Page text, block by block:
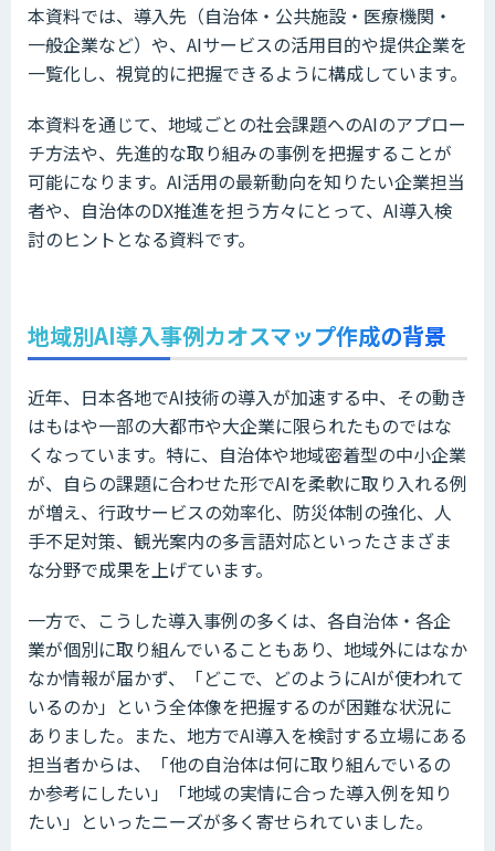
本資料では、導入先（自治体・公共施設・医療機関・
一般企業など）や、AIサービスの活用目的や提供企業を
一覧化し、視覚的に把握できるように構成しています。
本資料を通じて、地域ごとの社会課題へのAIのアプロー
チ方法や、先進的な取り組みの事例を把握することが
可能になります。AI活用の最新動向を知りたい企業担当
者や、自治体のDX推進を担う方々にとって、AI導入検
討のヒントとなる資料です。
地域別AI導入事例カオスマップ作成の背景
近年、日本各地でAI技術の導入が加速する中、その動き
はもはや一部の大都市や大企業に限られたものではな
くなっています。特に、自治体や地域密着型の中小企業
が、自らの課題に合わせた形でAIを柔軟に取り入れる例
が増え、行政サービスの効率化、防災体制の強化、人
手不足対策、観光案内の多言語対応といったさまざま
な分野で成果を上げています。
一方で、こうした導入事例の多くは、各自治体・各企
業が個別に取り組んでいることもあり、地域外にはなか
なか情報が届かず、「どこで、どのようにAIが使われて
いるのか」という全体像を把握するのが困難な状況に
ありました。また、地方でAI導入を検討する立場にある
担当者からは、「他の自治体は何に取り組んでいるの
か参考にしたい」「地域の実情に合った導入例を知り
たい」といったニーズが多く寄せられていました。